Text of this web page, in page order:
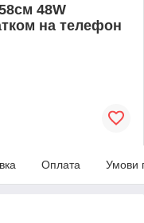
48W
на телефон
Оплата Умови